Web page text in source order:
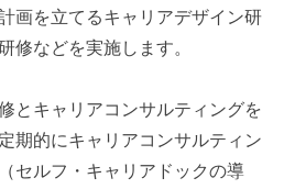
画を立てるキャリアデザイン研
修などを実施します。
とキャリアコンサルティングを
期的にキャリアコンサルティン
セルフ・キャリアドックの導